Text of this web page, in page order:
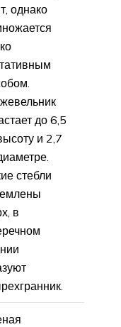
однако
до 6,5
и 2,7
стебли
в